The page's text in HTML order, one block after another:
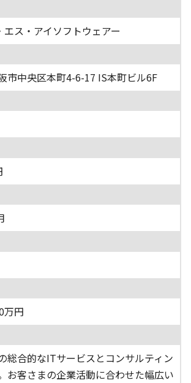
エス・アイソフトウェアー
市中央区本町4-6-17 IS本町ビル6F
万円
総合的なITサービスとコンサルティン
お客さまの企業活動に合わせた幅広い